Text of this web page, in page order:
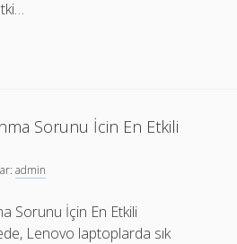
Sorunu İcin En Etkili
admin
Sorunu İçin En Etkili
Lenovo laptoplarda sık